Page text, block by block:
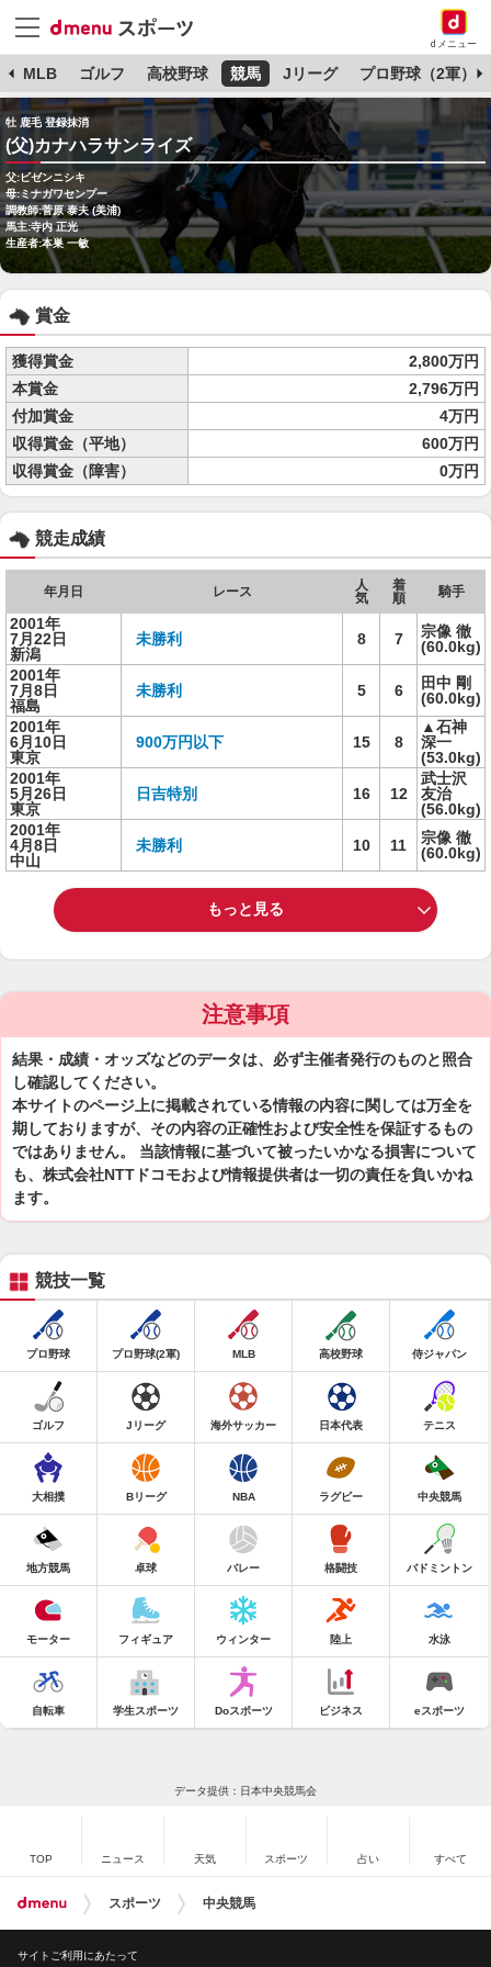
dメニュー
MLB ゴルフ 高校野球 競馬 Jリーグ プロ野球（2軍）
牡 鹿毛 登録抹消
(父)カナハラサンライズ
父:ビゼンニシキ
母:ミナガワセンプー
調教師:菅原 泰夫 (美浦)
馬主:寺内 正光
生産者:本巣 一敏
賞金
獲得賞金
2,800万円
本賞金
2,796万円
付加賞金
4万円
収得賞金（平地）
600万円
収得賞金（障害）
0万円
競走成績
年月日 レース
人
気
着
順
騎手
2001年
7月22日
新潟
未勝利 8 7
宗像 徹
(60.0kg)
2001年
7月8日
福島
未勝利 5 6
田中 剛
(60.0kg)
2001年
6月10日
東京
900万円以下 15 8
▲石神
深一
(53.0kg)
2001年
5月26日
東京
日吉特別 16 12
武士沢
友治
(56.0kg)
2001年
4月8日
中山
未勝利 10 11
宗像 徹
(60.0kg)
もっと見る
注意事項
結果・成績・オッズなどのデータは、必ず主催者発行のものと照合
し確認してください。
本サイトのページ上に掲載されている情報の内容に関しては万全を
期しておりますが、その内容の正確性および安全性を保証するもの
ではありません。 当該情報に基づいて被ったいかなる損害について
も、株式会社NTTドコモおよび情報提供者は一切の責任を負いかね
ます。
競技一覧
プロ野球 プロ野球(2軍) MLB 高校野球 侍ジャパン
ゴルフ Jリーグ 海外サッカー 日本代表 テニス
大相撲 Bリーグ NBA ラグビー 中央競馬
地方競馬 卓球 バレー 格闘技 バドミントン
モーター フィギュア ウィンター 陸上 水泳
自転車 学生スポーツ Doスポーツ ビジネス eスポーツ
データ提供：日本中央競馬会
TOP ニュース 天気 スポーツ 占い すべて
スポーツ 中央競馬
サイトご利用にあたって